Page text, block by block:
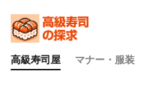
高級寿司屋 マナー・服装